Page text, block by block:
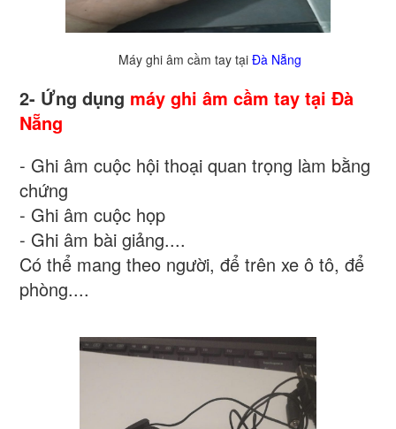
Máy ghi âm cầm tay tạiĐà Nẵng
2- Ứng dụng máy ghi âm cầm tay tại Đà
Nẵng
- Ghi âm cuộc hội thoại quan trọng làm bằng
chứng
- Ghi âm cuộc họp
- Ghi âm bài giảng....
Có thể mang theo người, để trên xe ô tô, để
phòng....